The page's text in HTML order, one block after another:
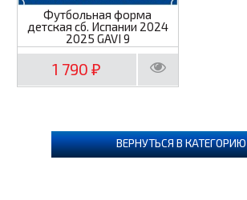
Футбольная форма
детская сб. Испании 2024
2025 GAVI 9
1 790₽
ВЕРНУТЬСЯ В КАТЕГОРИЮ